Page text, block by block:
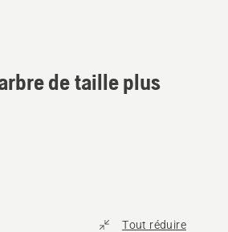
de taille plus
Tout réduire